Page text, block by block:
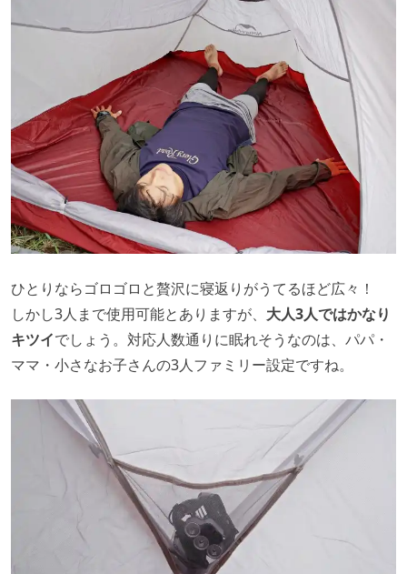
ひとりならゴロゴロと贅沢に寝返りがうてるほど広々！
しかし3人まで使用可能とありますが、 大人3人ではかなり
キツイでしょう。対応人数通りに眠れそうなのは、パパ・
ママ・小さなお子さんの3人ファミリー設定ですね。